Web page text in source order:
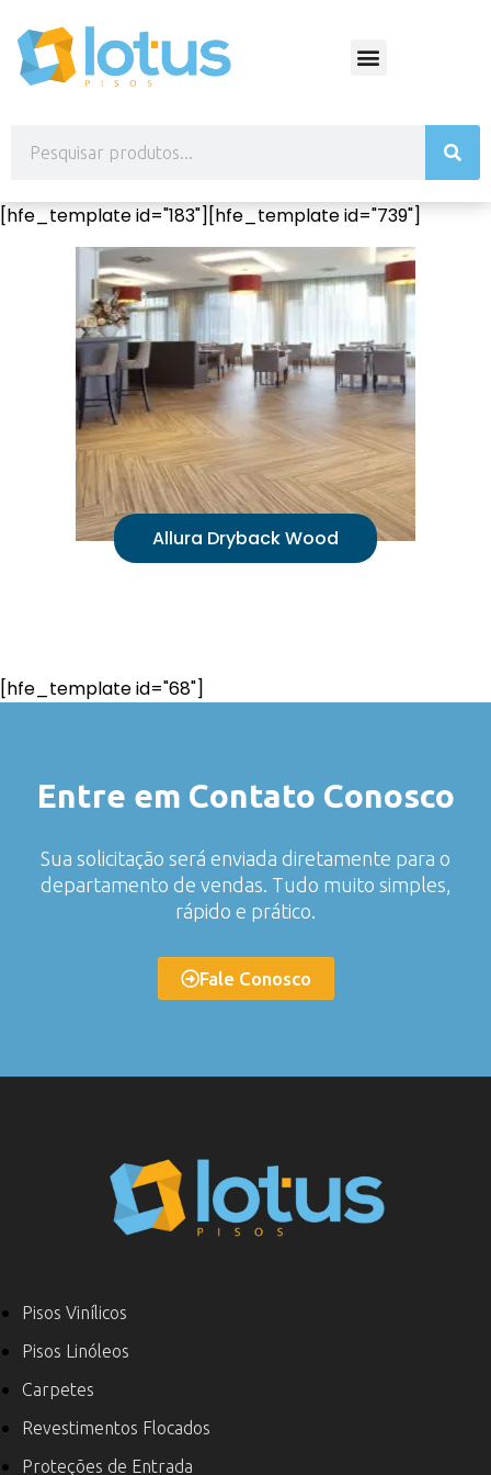
[hfe_template id="183"][hfe_template id="739"]
Allura Dryback Wood
[hfe_template id="68"]
Entre em Contato Conosco
Sua solicitação será enviada diretamente para o
departamento de vendas. Tudo muito simples,
rápido e prático.
Fale Conosco
Pisos Vinílicos
Pisos Linóleos
Carpetes
Revestimentos Flocados
Proteções de Entrada